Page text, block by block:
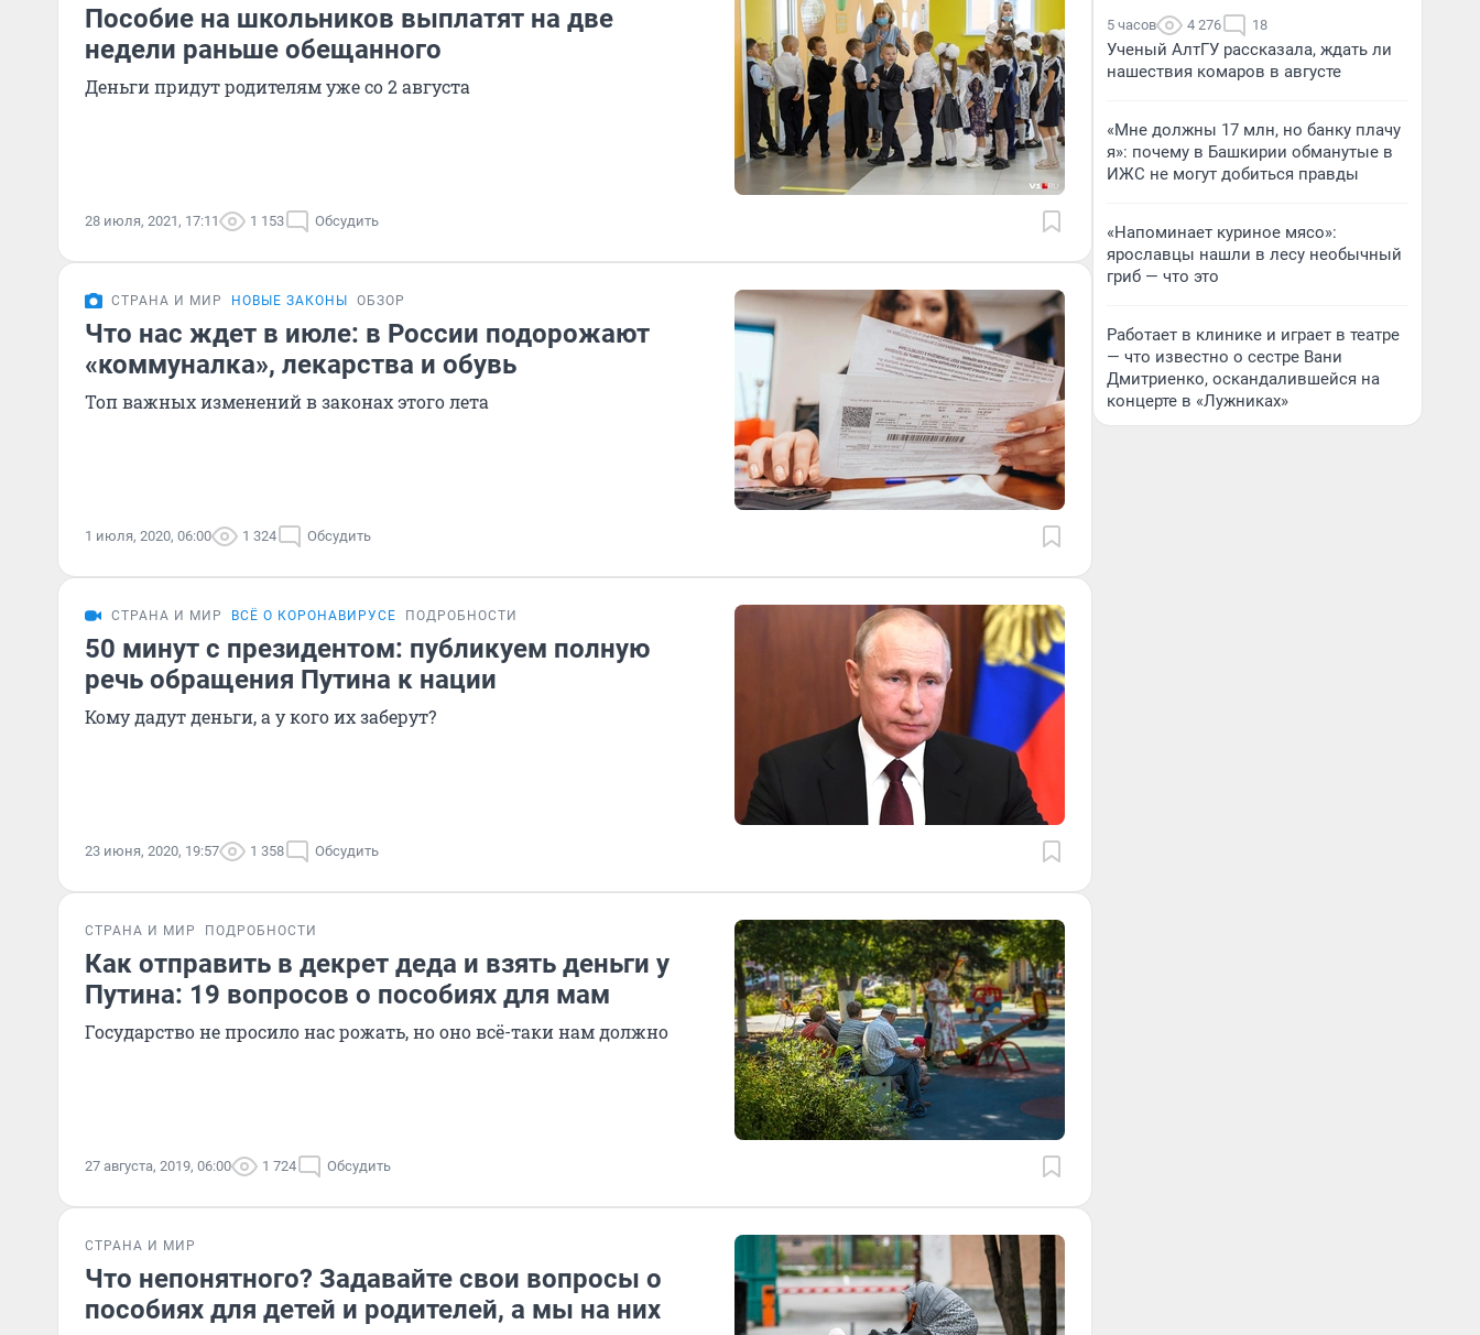
Пособие на школьников выплатят на две
недели раньше обещанного
Деньги придут родителям уже со 2 августа
28 июля, 2021, 17:11 1 153 Обсудить
СТРАНА И МИР НОВЫЕ ЗАКОНЫ ОБЗОР
Что нас ждет в июле: в России подорожают
«коммуналка», лекарства и обувь
Топ важных изменений в законах этого лета
1 июля, 2020, 06:00 1 324 Обсудить
СТРАНА И МИР ВСЁ О КОРОНАВИРУСЕ ПОДРОБНОСТИ
50 минут с президентом: публикуем полную
речь обращения Путина к нации
Кому дадут деньги, а у кого их заберут?
23 июня, 2020, 19:57 1 358 Обсудить
СТРАНА И МИР ПОДРОБНОСТИ
Как отправить в декрет деда и взять деньги у
Путина: 19 вопросов о пособиях для мам
Государство не просило нас рожать, но оно всё-таки нам должно
27 августа, 2019, 06:00 1 724 Обсудить
СТРАНА И МИР
Что непонятного? Задавайте свои вопросы о
пособиях для детей и родителей, а мы на них
5 часов 4 276 18
Ученый АлтГУ рассказала, ждать ли
нашествия комаров в августе
«Мне должны 17 млн, но банку плачу
я»: почему в Башкирии обманутые в
ИЖС не могут добиться правды
«Напоминает куриное мясо»:
ярославцы нашли в лесу необычный
гриб — что это
Работает в клинике и играет в театре
— что известно о сестре Вани
Дмитриенко, оскандалившейся на
концерте в «Лужниках»